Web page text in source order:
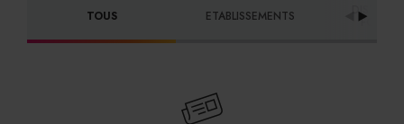
TOUS ETABLISSEMENTS